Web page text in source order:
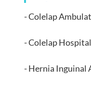
- Colelap
- Colelap
- Hernia Inguinal